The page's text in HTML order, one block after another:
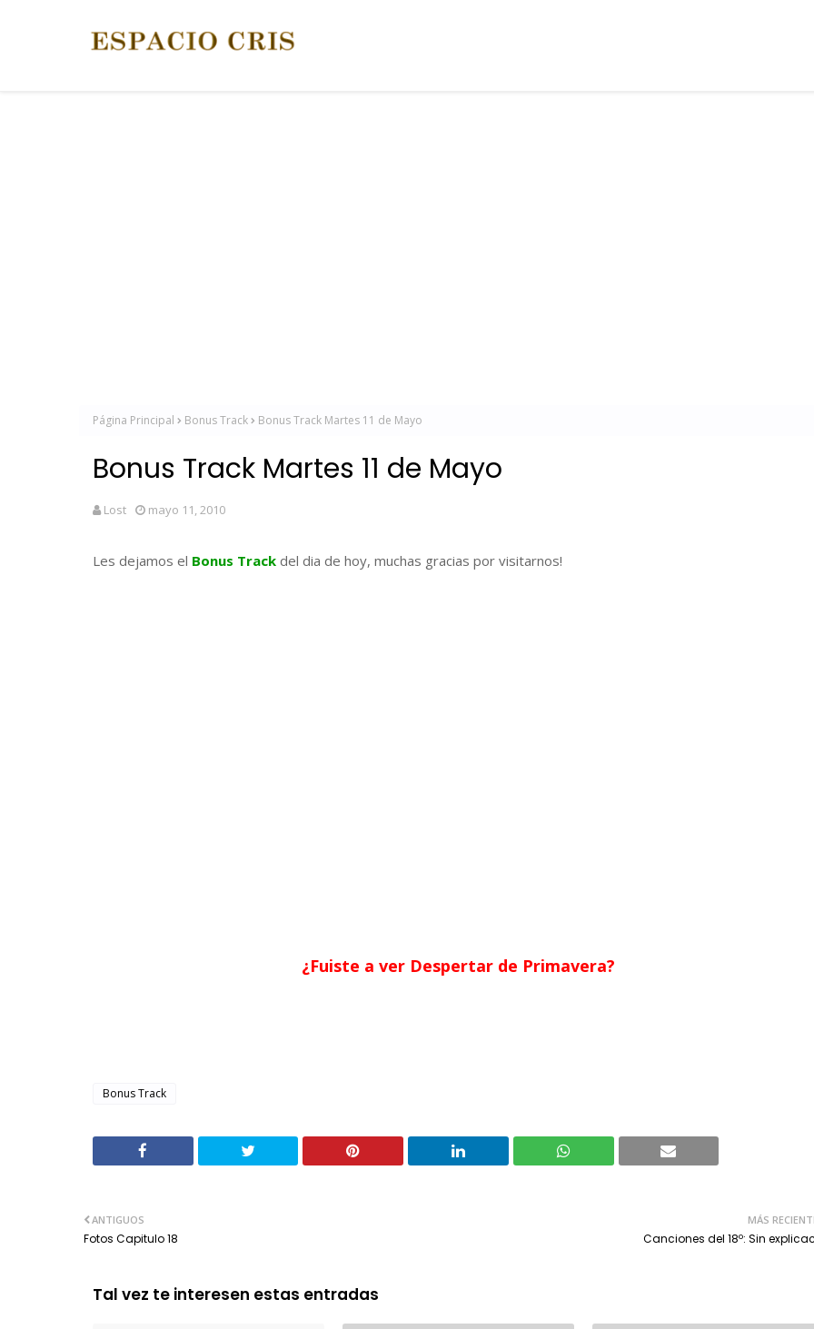
Página Principal Bonus Track Bonus Track Martes 11 de Mayo
Bonus Track Martes 11 de Mayo
Lost mayo 11, 2010
Les dejamos el Bonus Track del dia de hoy, muchas gracias por visitarnos!
¿Fuiste a ver Despertar de Primavera?
Bonus Track
MÁS
Canciones del 18º: Sin
ANTIGUOS
Fotos Capitulo 18
Tal vez te interesen estas entradas